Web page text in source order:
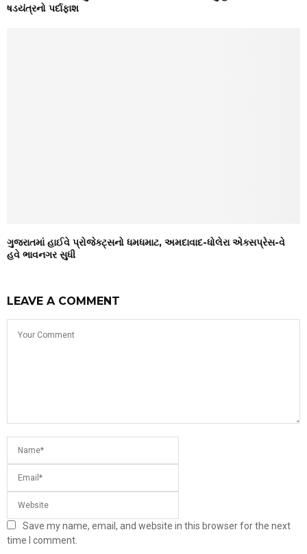
ષડયંત્રનો પર્દાફાશ
ગુજરાતમાં હાઈવે પ્રોજેક્ટ્સનો ધમધમાટ, અમદાવાદ-ધોલેરા એક્સપ્રેસ-વે
હવે ભાવનગર સુધી
LEAVE A COMMENT
Save my name, email, and website in this browser for the next
time I comment.